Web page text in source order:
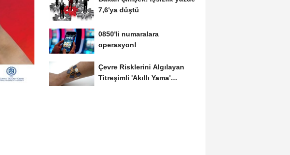
7,6'ya düştü
0850'li numaralara
operasyon!
Çevre Risklerini Algılayan
Titreşimli 'Akıllı Yama'